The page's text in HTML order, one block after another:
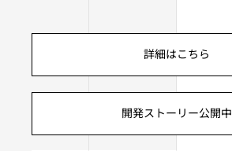
詳細はこちら
開発ストーリー公開中